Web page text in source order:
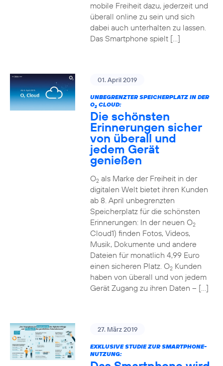
mobile Freiheit dazu, jederzeit und
überall online zu sein und sich
dabei auch unterhalten zu lassen.
Das Smartphone spielt […]
01. April 2019
UNBEGRENZTER SPEICHERPLATZ IN DER
O2CLOUD:
Die schönsten
Erinnerungen sicher
von überall und
jedem Gerät
genießen
O2als Marke der Freiheit in der
digitalen Welt bietet ihren Kunden
ab 8. April unbegrenzten
Speicherplatz für die schönsten
Erinnerungen: In der neuen O2
Cloud1) finden Fotos, Videos,
Musik, Dokumente und andere
Dateien für monatlich 4,99 Euro
einen sicheren Platz. O2Kunden
haben von überall und von jedem
Gerät Zugang zu ihren Daten – […]
27. März 2019
EXKLUSIVE STUDIE ZUR SMARTPHONE-
NUTZUNG: